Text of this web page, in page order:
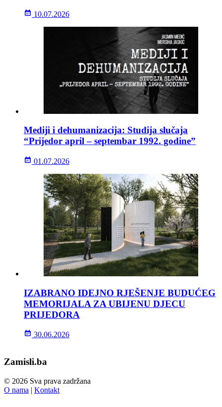
10.07.2026
Mediji i dehumanizacija: Studija slučaja
“Prijedor april – septembar 1992. godine”
01.07.2026
IZABRANO IDEJNO RJEŠENJE BUDUĆEG
MEMORIJALA ZA UBIJENU DJECU
PRIJEDORA
30.06.2026
Zamisli.ba
© 2026 Sva prava zadržana
O nama | Kontakt